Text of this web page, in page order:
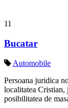
11
Bucatar
Automobile
Persoana juridica
localitatea Cristian,
posibilitatea de